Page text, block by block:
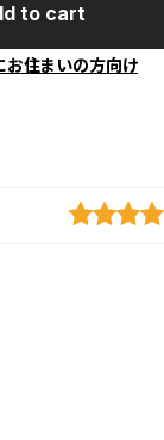
to cart
お住まいの方向け